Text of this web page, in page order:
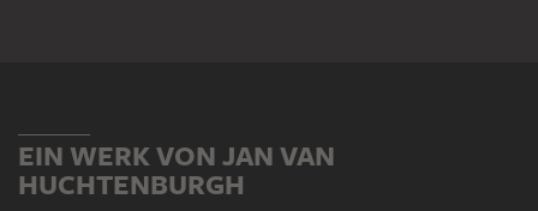
EIN WERK VON JAN VAN
HUCHTENBURGH